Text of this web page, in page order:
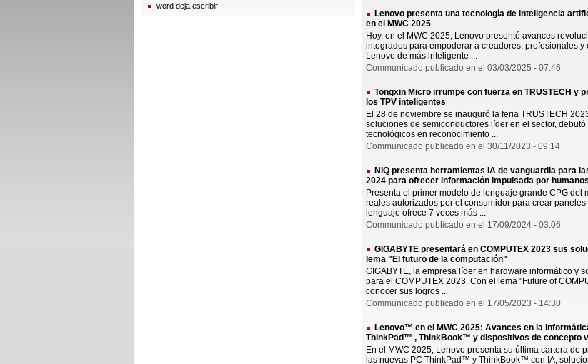
word deja escribir
Lenovo presenta una tecnología de inteligencia
en el MWC 2025
Hoy, en el MWC 2025, Lenovo presentó avances
integrados para empoderar a creadores, profesionales
Lenovo de más inteligente ...
Communicado publicado en el 03/03/2025 - 07:46
Tongxin Micro irrumpe con fuerza en TRUSTECH y
los TPV inteligentes
El 28 de noviembre se inauguró la feria TRUSTECH
soluciones de semiconductores líder en el sector,
tecnológicos en reconocimiento ...
Communicado publicado en el 30/11/2023 - 09:14
NIQ presenta herramientas IA de vanguardia para
2024 para ofrecer información impulsada por
Presenta el primer modelo de lenguaje grande CPG del
reales autorizados por el consumidor para crear
lenguaje ofrece 7 veces más ...
Communicado publicado en el 17/09/2024 - 03:06
GIGABYTE presentará en COMPUTEX 2023 sus
lema "El futuro de la computación"
GIGABYTE, la empresa líder en hardware informático y
para el COMPUTEX 2023. Con el lema "Future of
conocer sus logros ...
Communicado publicado en el 17/05/2023 - 14:30
Lenovo™ en el MWC 2025: Avances en la
ThinkPad™ , ThinkBook™ y dispositivos de concepto
En el MWC 2025, Lenovo presenta su última cartera de
las nuevas PC ThinkPad™ y ThinkBook™ con IA,